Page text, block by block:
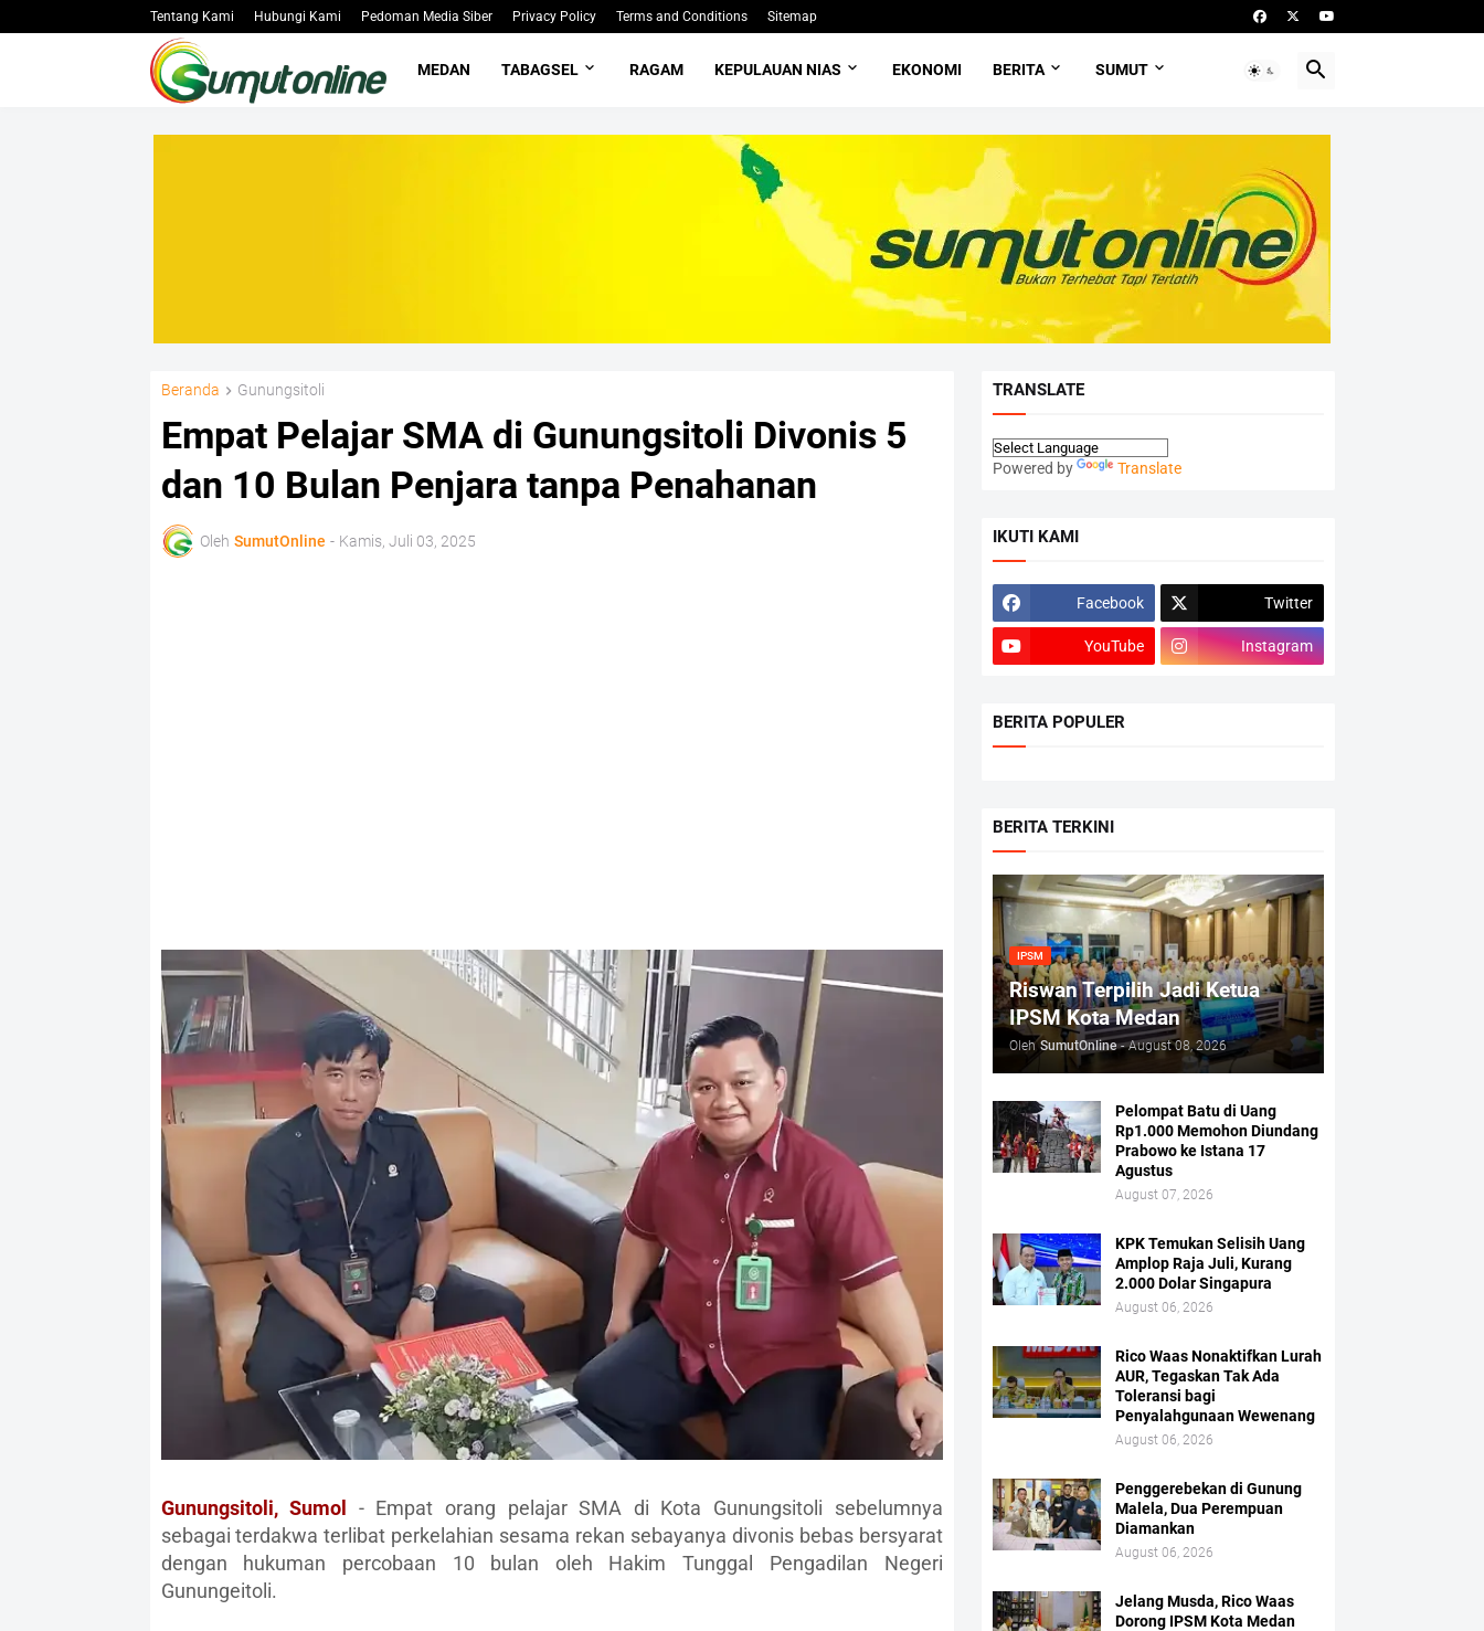
Tentang Kami Hubungi Kami Pedoman Media Siber Privacy Policy Terms and Conditions Sitemap
MEDAN TABAGSEL RAGAM KEPULAUAN NIAS EKONOMI BERITA SUMUT
Beranda Gunungsitoli
Empat Pelajar SMA di Gunungsitoli Divonis 5
dan 10 Bulan Penjara tanpa Penahanan
Oleh SumutOnline - Kamis, Juli 03, 2025
Gunungsitoli, Sumol - Empat orang pelajar SMA di Kota Gunungsitoli sebelumnya
sebagai terdakwa terlibat perkelahian sesama rekan sebayanya divonis bebas bersyarat
dengan hukuman percobaan 10 bulan oleh Hakim Tunggal Pengadilan Negeri
Gunungeitoli.
TRANSLATE
Powered by Translate
IKUTI KAMI
Facebook Twitter
YouTube Instagram
BERITA POPULER
BERITA TERKINI
IPSM
Riswan Terpilih Jadi Ketua
IPSM Kota Medan
Oleh SumutOnline - August 08, 2026
Pelompat Batu di Uang
Rp1.000 Memohon Diundang
Prabowo ke Istana 17
Agustus
August 07, 2026
KPK Temukan Selisih Uang
Amplop Raja Juli, Kurang
2.000 Dolar Singapura
August 06, 2026
Rico Waas Nonaktifkan Lurah
AUR, Tegaskan Tak Ada
Toleransi bagi
Penyalahgunaan Wewenang
August 06, 2026
Penggerebekan di Gunung
Malela, Dua Perempuan
Diamankan
August 06, 2026
Jelang Musda, Rico Waas
Dorong IPSM Kota Medan